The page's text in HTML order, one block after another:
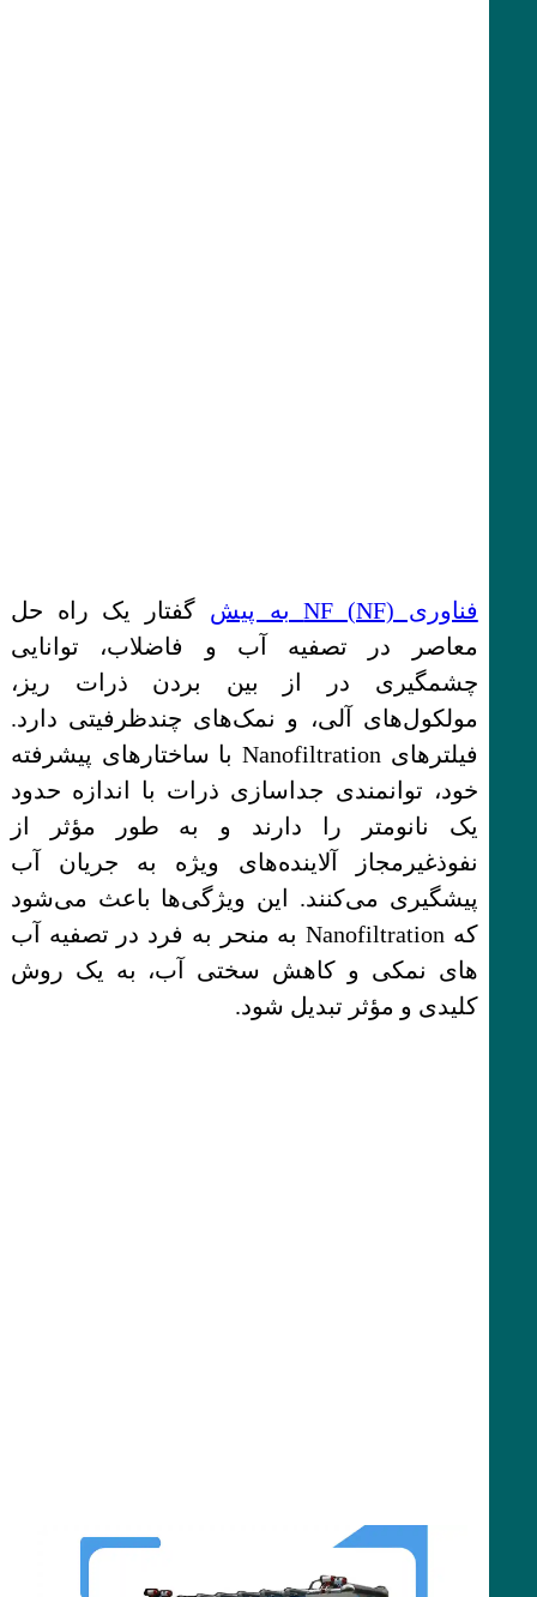
فناوری NF (NF) به پیش
گفتار یک راه حل
معاصر در تصفیه آب و فاضلاب، توانایی
چشمگیری در از بین بردن ذرات ریز،
مولکول‌های آلی، و نمک‌های چندظرفیتی دارد.
فیلترهای Nanofiltration با ساختارهای پیشرفته
خود، توانمندی جداسازی ذرات با اندازه حدود
یک نانومتر را دارند و به طور مؤثر از
نفوذغیرمجاز آلاینده‌های ویژه به جریان آب
پیشگیری می‌کنند. این ویژگی‌ها باعث می‌شود
که Nanofiltration به منحر به فرد در تصفیه آب
های نمکی و کاهش سختی آب، به یک روش
کلیدی و مؤثر تبدیل شود.